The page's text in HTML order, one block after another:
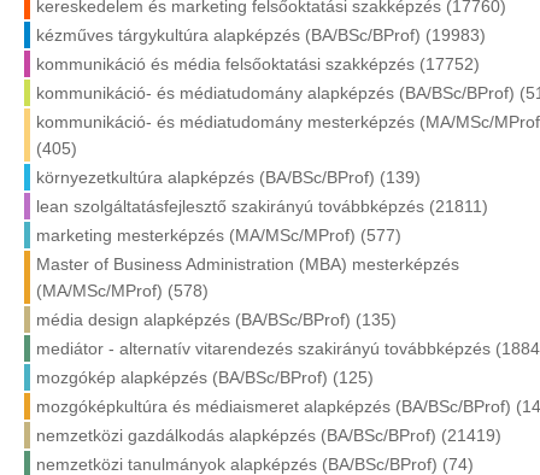
kereskedelem és marketing felsőoktatási szakképzés (17760)
kézműves tárgykultúra alapképzés (BA/BSc/BProf) (19983)
kommunikáció és média felsőoktatási szakképzés (17752)
kommunikáció- és médiatudomány alapképzés (BA/BSc/BProf)
kommunikáció- és médiatudomány mesterképzés (MA/MSc/
(405)
környezetkultúra alapképzés (BA/BSc/BProf) (139)
lean szolgáltatásfejlesztő szakirányú továbbképzés (21811)
marketing mesterképzés (MA/MSc/MProf) (577)
Master of Business Administration (MBA) mesterképzés
(MA/MSc/MProf) (578)
média design alapképzés (BA/BSc/BProf) (135)
mediátor - alternatív vitarendezés szakirányú továbbképzés
mozgókép alapképzés (BA/BSc/BProf) (125)
mozgóképkultúra és médiaismeret alapképzés (BA/BSc/BProf)
nemzetközi gazdálkodás alapképzés (BA/BSc/BProf) (21419)
nemzetközi tanulmányok alapképzés (BA/BSc/BProf) (74)